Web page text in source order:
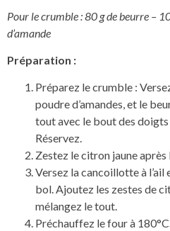
Pour le crumble : 80 g de beurre –
d’amande
Préparation :
Préparez le crumble :
poudre d’amandes, et le
tout avec le bout des
Réservez.
Zestez le citron jaune après
Versez la cancoillotte à l’ail
bol. Ajoutez les zestes de
mélangez le tout.
Préchauffez le four à